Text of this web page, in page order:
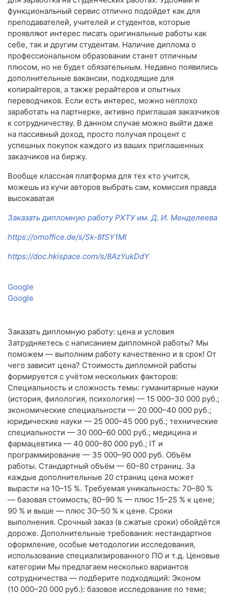
функциональный сервис отлично подойдет как для
преподавателей, учителей и студентов, которые
проявляют интерес писать оригинальные работы как
себе, так и другим студентам. Наличие диплома о
профессиональном образовании станет отличным
плюсом, но не будет обязательным. Недавно появились
дополнительные вакансии, подходящие для
копирайтеров, а также рерайтеров и опытных
переводчиков. Если есть интерес, можно неплохо
заработать на партнерке, активно приглашая заказчиков
к сотрудничеству. В данном случае можно выйти даже
на пассивный доход, просто получая процент с
успешных покупок каждого из ваших приглашенных
заказчиков на биржу.
Вообще классная платформа для тех кто учится,
можешь из кучи авторов выбрать сам, комиссия правда
высокаватая
Заказать дипломную работу РХТУ им. Д. И. Менделеева
https://omoffice.de/s/Sk-8fSY1Ml
https://doc.hkispace.com/s/8AzYukDdY
Google
Google
Заказать дипломную работу: цена и условия
Затрудняетесь с написанием дипломной работы? Мы
поможем — выполним работу качественно и в срок! От
чего зависит цена? Стоимость дипломной работы
формируется с учётом нескольких факторов:
Специальность и сложность темы: гуманитарные науки
(история, филология, психология) — 15 000–30 000 руб.;
экономические специальности — 20 000–40 000 руб.;
юридические науки — 25 000–45 000 руб.; технические
специальности — 30 000–60 000 руб.; медицина и
фармацевтика — 40 000–80 000 руб.; IT и
программирование — 35 000–90 000 руб. Объём
работы. Стандартный объём — 60–80 страниц. За
каждые дополнительные 20 страниц цена может
вырасти на 10–15 %. Требуемая уникальность: 70–80 %
— базовая стоимость; 80–90 % — плюс 15–25 % к цене;
90 % и выше — плюс 30–50 % к цене. Сроки
выполнения. Срочный заказ (в сжатые сроки) обойдётся
дороже. Дополнительные требования: нестандартное
оформление, особые методологии исследования,
использование специализированного ПО и т. д. Ценовые
категории Мы предлагаем несколько вариантов
сотрудничества — подберите подходящий: Эконом
(10 000–20 000 руб.): базовое исследование по теме;